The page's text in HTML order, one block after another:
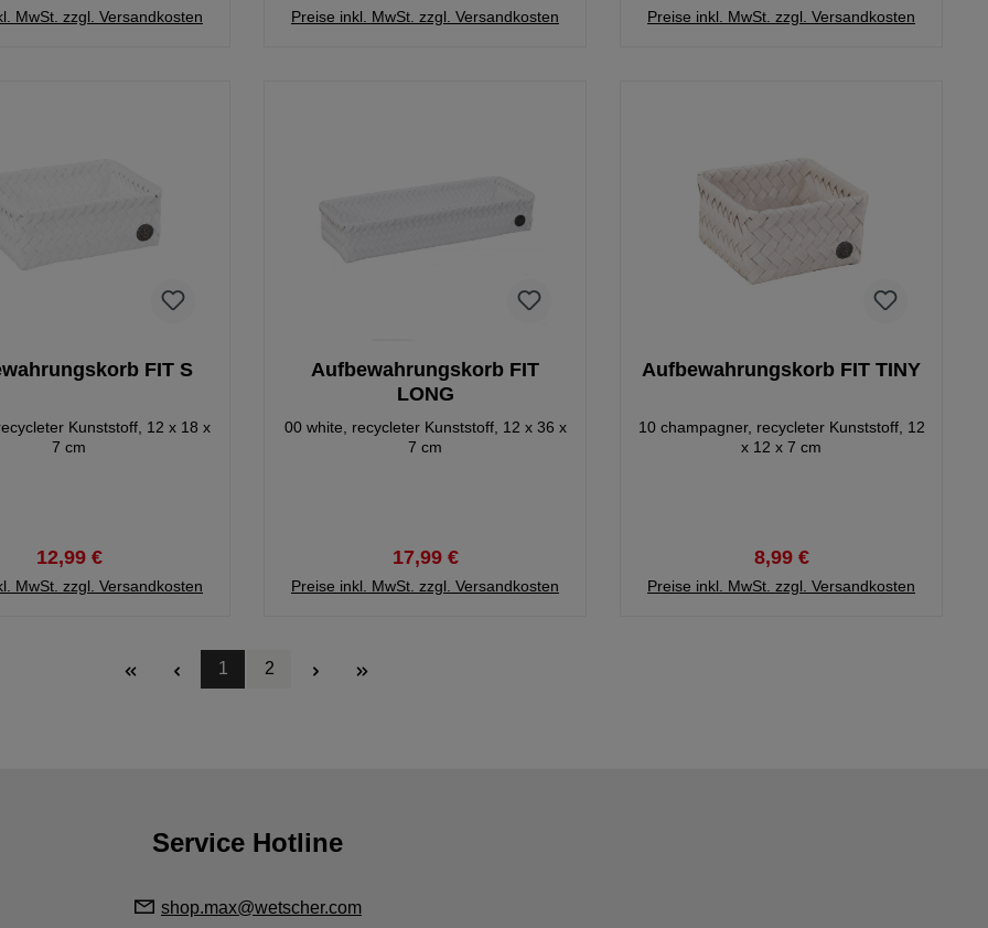
MwSt. zzgl. Versandkosten Preise inkl. MwSt. zzgl. Versandkosten Preise inkl. MwSt. zzgl. Versandkosten
FIT S
Kunststoff, 12 x 18 x
7 cm
12,99 €
MwSt. zzgl. Versandkosten
Aufbewahrungskorb FIT
LONG
00 white, recycleter Kunststoff, 12 x 36 x
7 cm
17,99 €
Preise inkl. MwSt. zzgl. Versandkosten
Aufbewahrungskorb FIT TINY
10 champagner, recycleter Kunststoff, 12
x 12 x 7 cm
8,99 €
Preise inkl. MwSt. zzgl. Versandkosten
Seite
1
Seite
2
Service Hotline
shop.max@wetscher.com